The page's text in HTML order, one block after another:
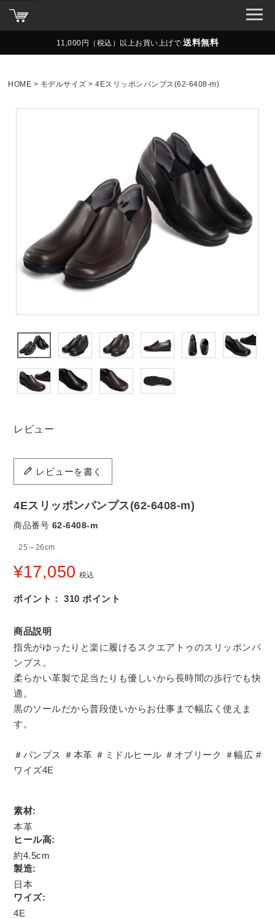
11,000円（税込）以上お買い上げで 送料無料
HOME モデルサイズ 4Eスリッポンパンプス(62-6408-m)
レビュー
レビューを書く
4Eスリッポンパンプス(62-6408-m)
商品番号 62-6408-m
25～26cm
¥17,050 税込
ポイント： 310 ポイント
商品説明
指先がゆったりと楽に履けるスクエアトゥのスリッポンパ
ンプス。
柔らかい革製で足当たりも優しいから長時間の歩行でも快
適。
黒のソールだから普段使いからお仕事まで幅広く使えま
す。
＃パンプス ＃本革 ＃ミドルヒール ＃オブリーク ＃幅広 #
ワイズ4E
素材:
本革
ヒール高:
約4.5cm
製造:
日本
ワイズ:
4E